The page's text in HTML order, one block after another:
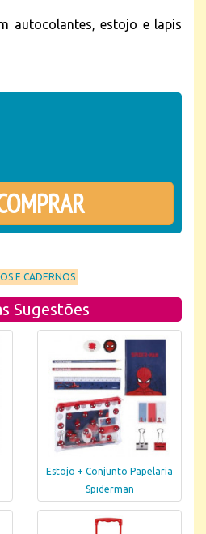
autocolantes, estojo e lapis
E CADERNOS
Sugestões
Estojo + Conjunto Papelaria
Spiderman